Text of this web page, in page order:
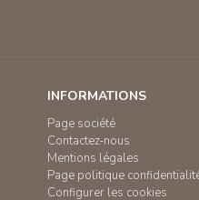
INFORMATIONS
Page société
Contactez-nous
Mentions légales
Page politique
Configurer les cookies